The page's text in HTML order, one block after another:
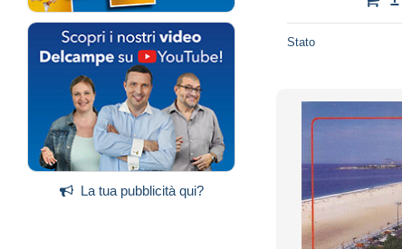
La tua pubblicità qui?
Stato